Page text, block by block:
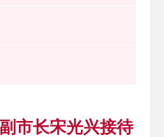
市长宋光兴接待